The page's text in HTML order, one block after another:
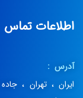
اطلاعات تماس
آدرس :
ایران ، تهران ،